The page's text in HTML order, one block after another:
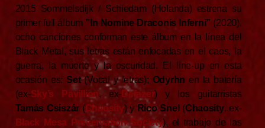
2015 Sommelsdijk / Schiedam (Holanda) estrena su
primer full álbum ”In Nomine Draconis Inferni” (2020),
ocho canciones conforman este álbum en la línea del
Black Metal, sus letras están enfocadas en el caos, la
guerra, la muerte y la oscuridad. El line-up en esta
ocasión es:Set(Vocal y letras); Odyrhn en la batería
(ex-Sky’s Pavillion, ex-Defazer) y los guitarristas
Tamás Csiszár (Chaosity) y Rico Snel (Chaosity, ex-
Black Mesa Preservation Society), el trabajo de las